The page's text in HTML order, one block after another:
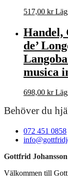
517,00 kr
Handel,
de’
musica
698,00 kr
Behöver du
072 451 0858
Gottfrid Johansson
Välkommen till